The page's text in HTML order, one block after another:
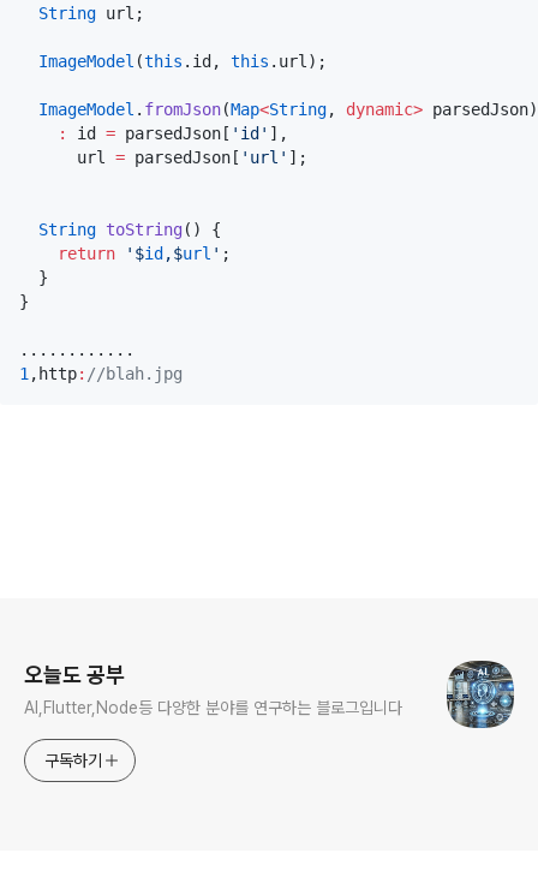
String url;
ImageModel (this .id, this .url);
ImageModel . fromJson(Map<String, dynamic>
:
id = parsedJson[ 'id' ],
      url
= parsedJson[ 'url' ];
String toString () {
return
'$id ,$url ' ;
  }
}
1 ,http: //blah.jpg
오늘도 공부
AI,Flutter,Node등 다양한 분야를 연구하는 블로그입니다
구독하기